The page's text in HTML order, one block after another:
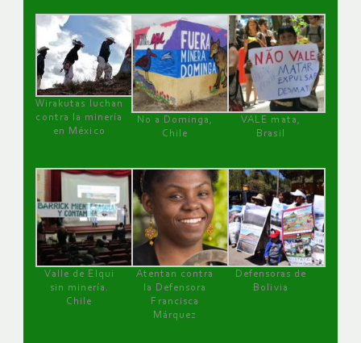
Wirakutas luchan
contra la minería
en México
No a Dominga,
Chile
VALE mata,
Brasil
Valle de Elqui
sin minería.
Chile
Atentan contra
la Defensora
Francisca
Márquez
Defensoras de
Bolivia